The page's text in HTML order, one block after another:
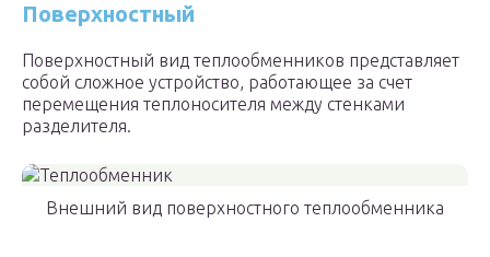
Поверхностный
Поверхностный вид теплообменников представляет
собой сложное устройство, работающее за счет
перемещения теплоносителя между стенками
разделителя.
Внешний вид поверхностного теплообменника